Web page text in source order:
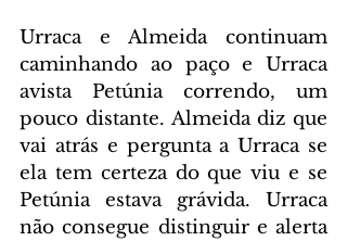
Urraca e Almeida continuam
caminhando ao paço e Urraca
avista Petúnia correndo, um
pouco distante. Almeida diz que
vai atrás e pergunta a Urraca se
ela tem certeza do que viu e se
Petúnia estava grávida. Urraca
não consegue distinguir e alerta